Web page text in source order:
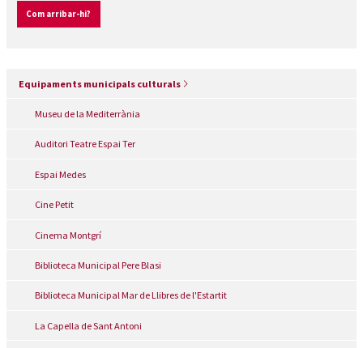
Com arribar-hi?
Equipaments municipals culturals
Museu de la Mediterrània
Auditori Teatre Espai Ter
Espai Medes
Cine Petit
Cinema Montgrí
Biblioteca Municipal Pere Blasi
Biblioteca Municipal Mar de Llibres de l'Estartit
La Capella de Sant Antoni